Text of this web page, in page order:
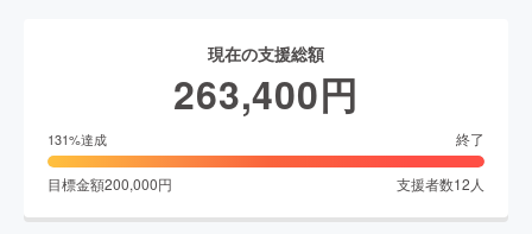
現在の支援総額
263,400円
131%達成 終了
目標金額200,000円 支援者数12 人